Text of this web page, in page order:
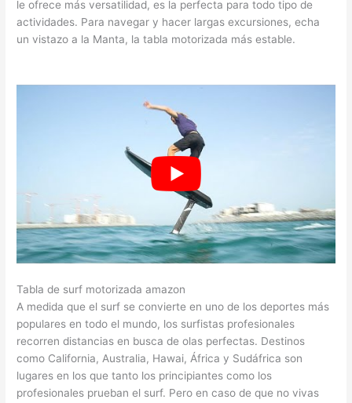
le ofrece más versatilidad, es la perfecta para todo tipo de
actividades. Para navegar y hacer largas excursiones, echa
un vistazo a la Manta, la tabla motorizada más estable.
Tabla de surf motorizada amazon
A medida que el surf se convierte en uno de los deportes más
populares en todo el mundo, los surfistas profesionales
recorren distancias en busca de olas perfectas. Destinos
como California, Australia, Hawai, África y Sudáfrica son
lugares en los que tanto los principiantes como los
profesionales prueban el surf. Pero en caso de que no vivas